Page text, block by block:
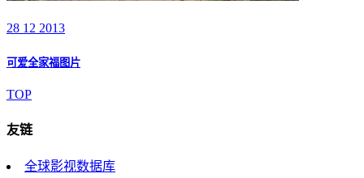
28 12 2013
可爱全家福图片
TOP
友链
全球影视数据库